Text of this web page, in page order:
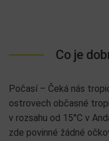
Co je
Počasí – Čeká nás
ostrovech občasné
v rozsahu od 15°C v
zde povinné žádné